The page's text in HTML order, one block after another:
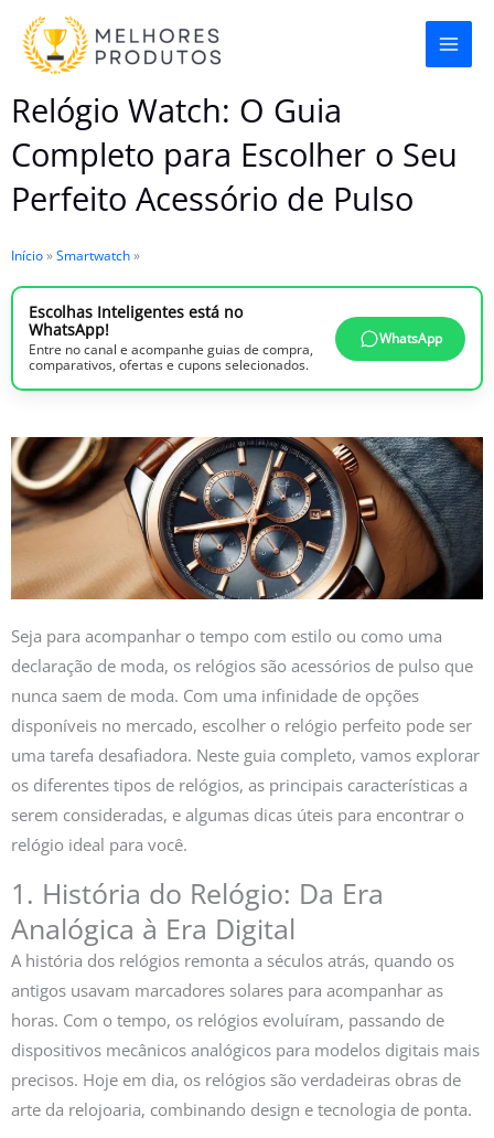
para
conteúdo
Relógio Watch: O Guia
Completo para Escolher o Seu
Perfeito Acessório de Pulso
Início»Smartwatch»
Escolhas Inteligentes está no
WhatsApp!
Entre no canal e acompanhe guias de compra,
comparativos, ofertas e cupons selecionados.
WhatsApp
Seja para acompanhar o tempo com estilo ou como uma
declaração de moda, os relógios são acessórios de pulso que
nunca saem de moda. Com uma infinidade de opções
disponíveis no mercado, escolher o relógio perfeito pode ser
uma tarefa desafiadora. Neste guia completo, vamos explorar
os diferentes tipos de relógios, as principais características a
serem consideradas, e algumas dicas úteis para encontrar o
relógio ideal para você.
1. História do Relógio: Da Era
Analógica à Era Digital
A história dos relógios remonta a séculos atrás, quando os
antigos usavam marcadores solares para acompanhar as
horas. Com o tempo, os relógios evoluíram, passando de
dispositivos mecânicos analógicos para modelos digitais mais
precisos. Hoje em dia, os relógios são verdadeiras obras de
arte da relojoaria, combinando design e tecnologia de ponta.